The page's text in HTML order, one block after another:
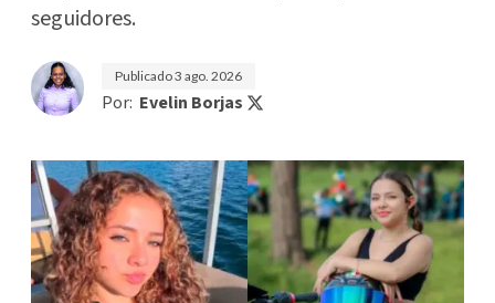
seguidores.
Publicado3 ago. 2026
Por: Evelin Borjas